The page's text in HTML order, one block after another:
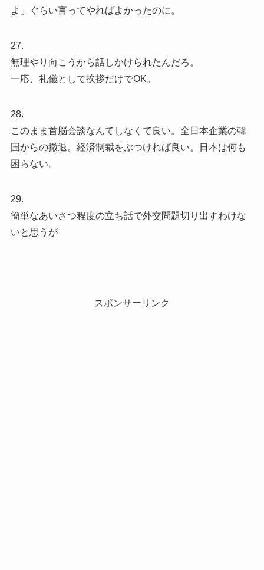
よ」ぐらい言ってやればよかったのに。
27.
無理やり向こうから話しかけられたんだろ。
一応、礼儀として挨拶だけでOK。
28.
このまま首脳会談なんてしなくて良い。全日本企業の韓
国からの撤退。経済制裁をぶつければ良い。日本は何も
困らない。
29.
簡単なあいさつ程度の立ち話で外交問題切り出すわけな
いと思うが
スポンサーリンク